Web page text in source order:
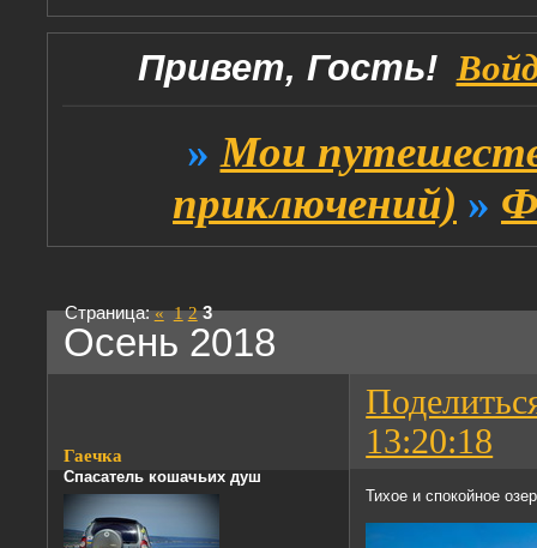
Привет, Гость!
» Мои
приключений) »
Осень 2018
Страница:« 1 2 3
13:20:18
Гаечка
Спасатель кошачьих душ
Тихое и спокойное